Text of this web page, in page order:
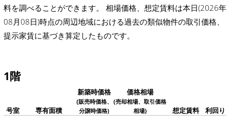
料を調べることができます。 相場価格、想定賃料は本日(2026年
08月08日)時点の周辺地域における過去の類似物件の取引価格、
提示家賃に基づき算定したものです。
1階
号室 専有面積
新築時価格
(販売時価格、
分譲時価格)
価格相場
(売却相場、取引価格
相場)
想定賃料 利回り